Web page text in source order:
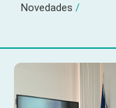
Novedades /